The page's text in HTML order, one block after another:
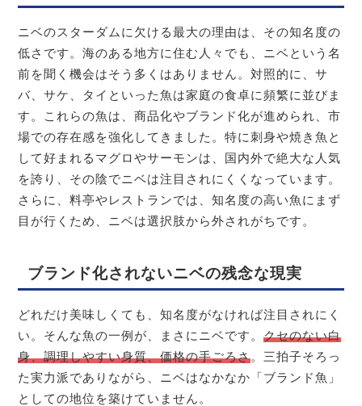
ニベのスターダムに欠ける最大の理由は、その知名度の
低さです。海のある地方に住む人々でも、ニベという名
前を聞く機会はそう多くはありません。対照的に、サ
バ、サケ、タイといった魚は家庭の食卓に頻繁に並びま
す。これらの魚は、商品化やブランド化が進められ、市
場での存在感を強化してきました。特に刺身や焼き魚と
して好まれるマグロやサーモンは、国内外で絶大な人気
を誇り、その陰でニベは注目されにくくなっています。
さらに、料亭やレストランでは、知名度の高い魚にまず
目が行くため、ニベは選択肢から外されがちです。
ブランド化されないニベの残念な現実
どれだけ美味しくても、知名度がなければ注目されにく
い。そんな魚の一例が、まさにニベです。クセのない白
身、調理しやすい身質、価格の手ごろさ。三拍子そろっ
た実力派でありながら、ニベはなかなか「ブランド魚」
としての地位を築けていません。